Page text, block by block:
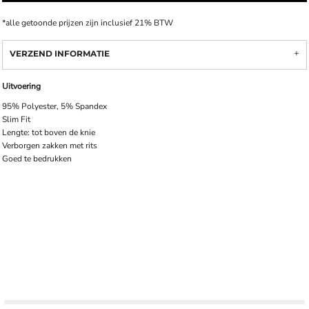
*alle getoonde prijzen zijn inclusief 21% BTW
VERZEND INFORMATIE
Uitvoering
95% Polyester, 5% Spandex
Slim Fit
Lengte: tot boven de knie
Verborgen zakken met rits
Goed te bedrukken